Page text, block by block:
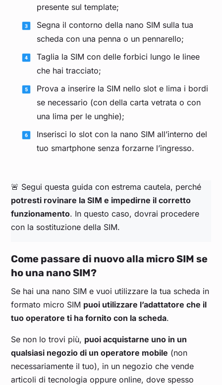
presente sul template;
Segna il contorno della nano SIM sulla tua
scheda con una penna o un pennarello;
Taglia la SIM con delle forbici lungo le linee
che hai tracciato;
Prova a inserire la SIM nello slot e lima i bordi
se necessario (con della carta vetrata o con
una lima per le unghie);
Inserisci lo slot con la nano SIM all’interno del
tuo smartphone senza forzarne l’ingresso.
🚨 Segui questa guida con estrema cautela, perché
potresti rovinare la SIM e impedirne il corretto
funzionamento. In questo caso, dovrai procedere
con la sostituzione della SIM.
Come passare di nuovo alla micro SIM se
ho una nano SIM?
Se hai una nano SIM e vuoi utilizzare la tua scheda in
formato micro SIM puoi utilizzare l’adattatore che il
tuo operatore ti ha fornito con la scheda.
Se non lo trovi più, puoi acquistarne uno in un
qualsiasi negozio di un operatore mobile (non
necessariamente il tuo), in un negozio che vende
articoli di tecnologia oppure online, dove spesso